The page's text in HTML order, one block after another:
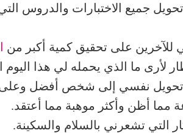
تحويل جميع الاختبارات والدروس
للآخرين على تحقيق كمية أكبر من
لأرى ما الذي يحمله لي هذا اليوم
تحويل نفسي إلى شخص أفضل وعلى
مما أظن وأكثر موهبة مما أعتقد.
التي تشعرني بالسلام والسكينة.